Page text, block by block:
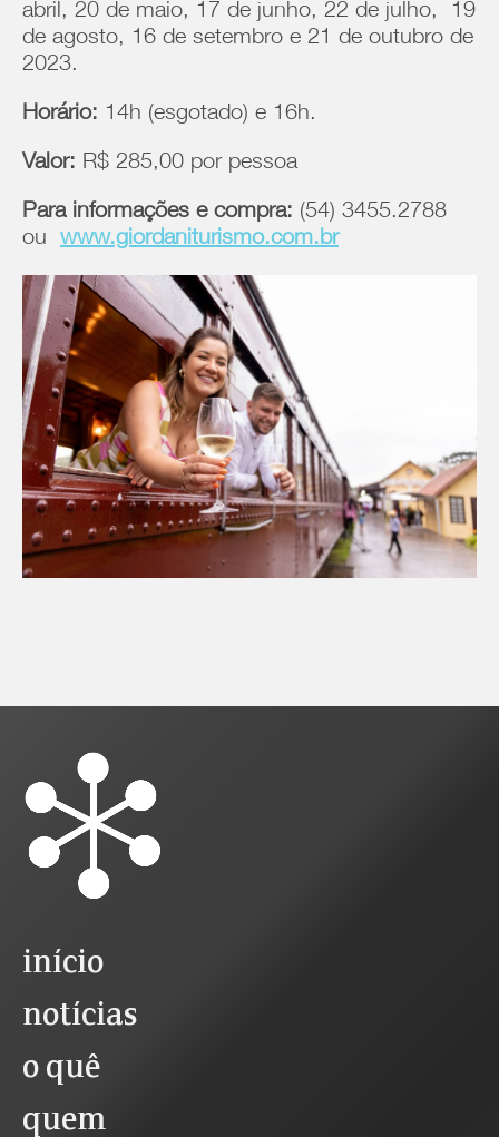
abril, 20 de maio, 17 de junho, 22 de julho, 19
de agosto, 16 de setembro e 21 de outubro de
2023.
Horário: 14h (esgotado) e 16h.
Valor: R$ 285,00 por pessoa
Para informações e compra: (54) 3455.2788
ou www.giordaniturismo.com.br
início
notícias
o quê
quem